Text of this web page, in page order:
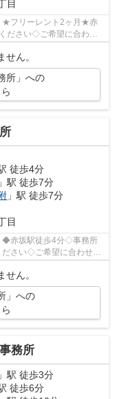
目
★フリーレント2ヶ月★赤
ださい◇ご希望に合わせ
ん。
所」への
徒歩4分
」駅 徒歩7分
」駅 徒歩7分
目
◆赤坂駅徒歩4分◇事務所
さい◇ご希望に合わせて
ん。
」への
務所
」駅 徒歩3分
徒歩6分